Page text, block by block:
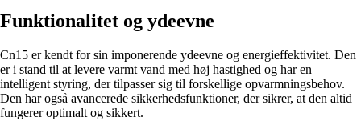
Funktionalitet og ydeevne
Cn15 er kendt for sin imponerende ydeevne og energieffektivitet. Den
er i stand til at levere varmt vand med høj hastighed og har en
intelligent styring, der tilpasser sig til forskellige opvarmningsbehov.
Den har også avancerede sikkerhedsfunktioner, der sikrer, at den altid
fungerer optimalt og sikkert.